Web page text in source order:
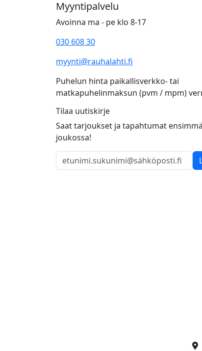
Myyntipalvelu
Avoinna ma - pe klo 8-17
030 608 30
myynti@rauhalahti.fi
Puhelun hinta paikallisverkko- tai
matkapuhelinmaksun (pvm / mpm)
Tilaa uutiskirje
Saat tarjoukset ja tapahtumat
joukossa!